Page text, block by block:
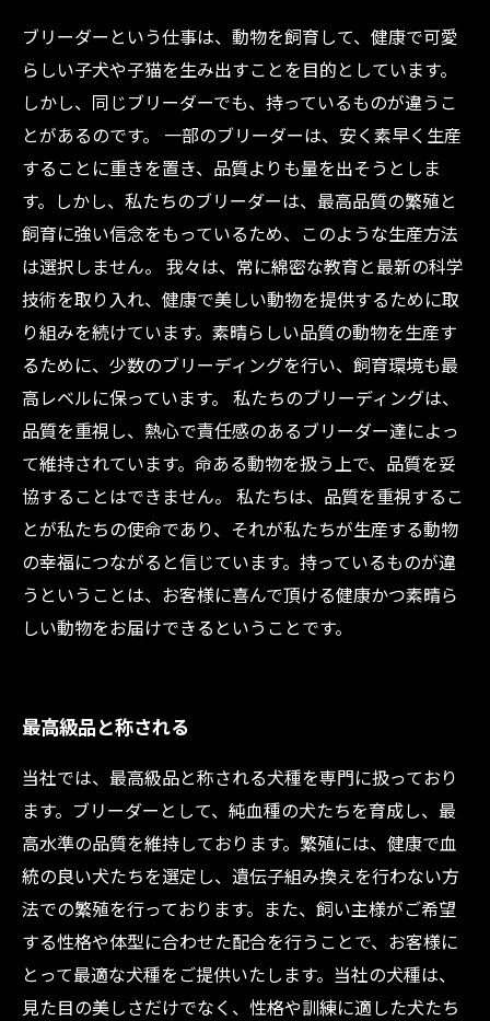
ブリーダーという仕事は、動物を飼育して、健康で可愛
らしい子犬や子猫を生み出すことを目的としています。
しかし、同じブリーダーでも、持っているものが違うこ
とがあるのです。 一部のブリーダーは、安く素早く生産
することに重きを置き、品質よりも量を出そうとしま
す。しかし、私たちのブリーダーは、最高品質の繁殖と
飼育に強い信念をもっているため、このような生産方法
は選択しません。 我々は、常に綿密な教育と最新の科学
技術を取り入れ、健康で美しい動物を提供するために取
り組みを続けています。素晴らしい品質の動物を生産す
るために、少数のブリーディングを行い、飼育環境も最
高レベルに保っています。 私たちのブリーディングは、
品質を重視し、熱心で責任感のあるブリーダー達によっ
て維持されています。命ある動物を扱う上で、品質を妥
協することはできません。 私たちは、品質を重視するこ
とが私たちの使命であり、それが私たちが生産する動物
の幸福につながると信じています。持っているものが違
うということは、お客様に喜んで頂ける健康かつ素晴ら
しい動物をお届けできるということです。
最高級品と称される
当社では、最高級品と称される犬種を専門に扱っており
ます。ブリーダーとして、純血種の犬たちを育成し、最
高水準の品質を維持しております。繁殖には、健康で血
統の良い犬たちを選定し、遺伝子組み換えを行わない方
法での繁殖を行っております。また、飼い主様がご希望
する性格や体型に合わせた配合を行うことで、お客様に
とって最適な犬種をご提供いたします。当社の犬種は、
見た目の美しさだけでなく、性格や訓練に適した犬たち